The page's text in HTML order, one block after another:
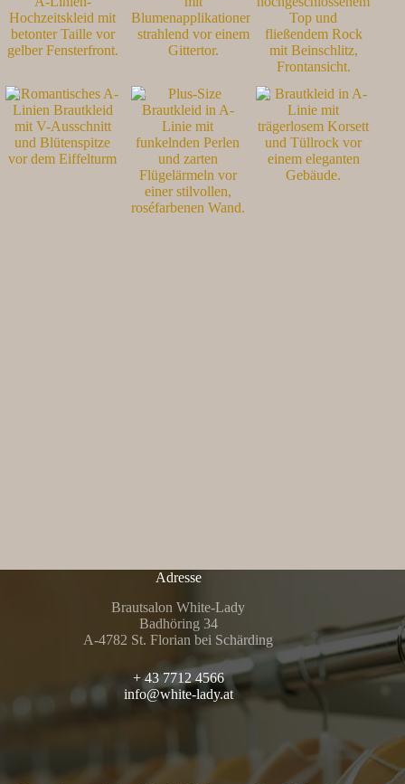
Adresse
Brautsalon White-Lady
Badhöring 34
A-4782 St. Florian bei Schärding
+ 43 7712 4566
info@white-lady.at